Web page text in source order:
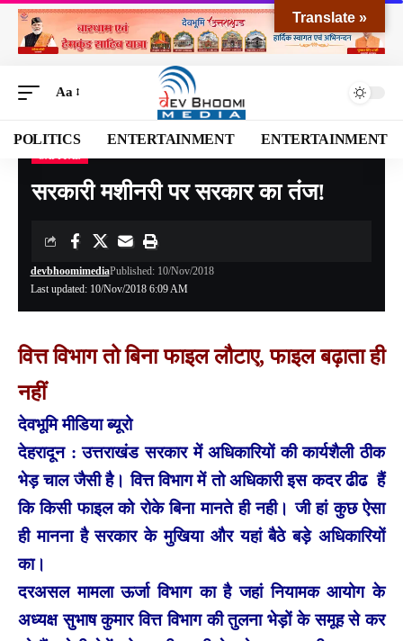
Aa
POLITICS ENTERTAINMENT ENTERTAINMENT
Devbhoomi Media>Blog>NATIONAL>CAPITAL >सरकारी मशीनरी पर सरकार का तंज!
सरकारी मशीनरी पर सरकार का तंज!
Last updated: 10/Nov/2018 6:09 AM
devbhoomimediaPublished: 10/Nov/2018
वित्त विभाग तो बिना फाइल लौटाए, फाइल बढ़ाता ही
नहीं
देवभूमि मीडिया ब्यूरो
देहरादून : उत्तराखंड सरकार में अधिकारियों की कार्यशैली ठीक
भेड़ चाल जैसी है। वित्त विभाग में तो अधिकारी इस कदर ढीढ हैं
कि किसी फाइल को रोके बिना मानते ही नही। जी हां कुछ ऐसा
ही मानना है सरकार के मुखिया और यहां बैठे बड़े अधिकारियों
का।
दरअसल मामला ऊर्जा विभाग का है जहां नियामक आयोग के
अध्यक्ष सुभाष कुमार वित्त विभाग की तुलना भेड़ों के समूह से कर
Translate »